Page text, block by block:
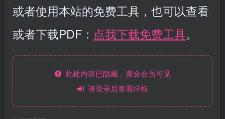
或者使用本站的免费工具，也可以查看
或者下载PDF： 点我下载免费工具。
此处内容已隐藏，黄金会员可见
请登录后查看特权